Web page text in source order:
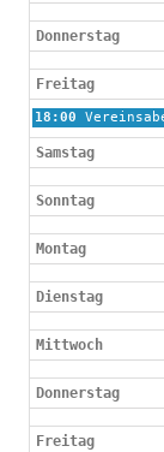
Donnerstag
Freitag
Freitag,
21st
2026
18:00
Samstag
Sonntag
Montag
Dienstag
Mittwoch
Donnerstag
Freitag